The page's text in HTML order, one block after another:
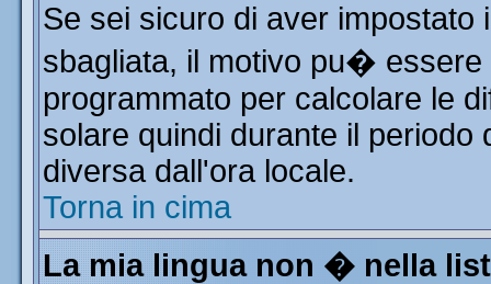
Se sei sicuro di aver
sbagliata, il motivo pu�
programmato per calcolare le
solare quindi durante il
diversa dall'ora locale.
Torna in cima
La mia lingua non � nella